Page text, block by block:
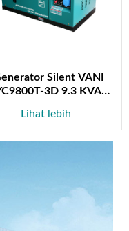
Silent VANI
3D 9.3 KVA
Lihat lebih